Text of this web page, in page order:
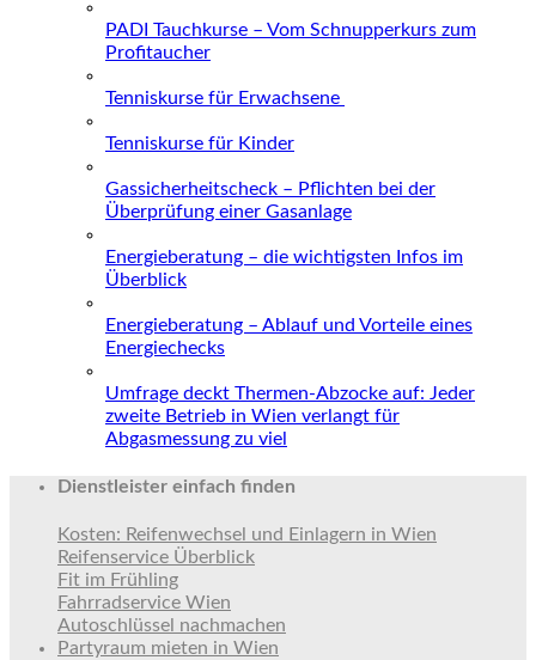
PADI Tauchkurse – Vom Schnupperkurs zum
Profitaucher
Tenniskurse für Erwachsene
Tenniskurse für Kinder
Gassicherheitscheck – Pflichten bei der
Überprüfung einer Gasanlage
Energieberatung – die wichtigsten Infos im
Überblick
Energieberatung – Ablauf und Vorteile eines
Energiechecks
Umfrage deckt Thermen-Abzocke auf: Jeder
zweite Betrieb in Wien verlangt für
Abgasmessung zu viel
Dienstleister einfach finden
Kosten: Reifenwechsel und Einlagern in Wien
Reifenservice Überblick
Fit im Frühling
Fahrradservice Wien
Autoschlüssel nachmachen
Partyraum mieten in Wien